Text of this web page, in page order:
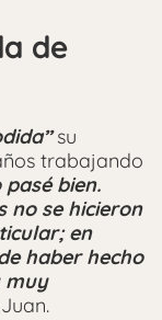
de
su
trabajando
bien.
no se hicieron
en
haber hecho
muy